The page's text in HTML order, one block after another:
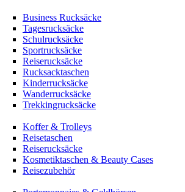
Business Rucksäcke
Tagesrucksäcke
Schulrucksäcke
Sportrucksäcke
Reiserucksäcke
Rucksacktaschen
Kinderrucksäcke
Wanderrucksäcke
Trekkingrucksäcke
Koffer & Trolleys
Reisetaschen
Reiserucksäcke
Kosmetiktaschen & Beauty Cases
Reisezubehör